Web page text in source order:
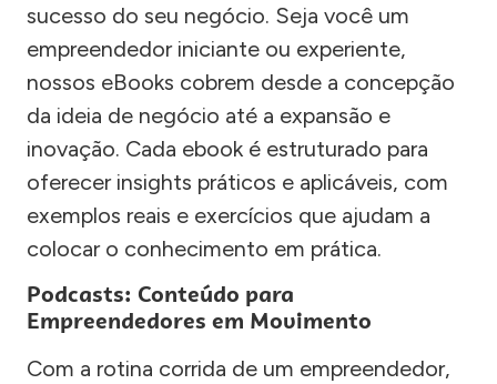
sucesso do seu negócio. Seja você um
empreendedor iniciante ou experiente,
nossos eBooks cobrem desde a concepção
da ideia de negócio até a expansão e
inovação. Cada ebook é estruturado para
oferecer insights práticos e aplicáveis, com
exemplos reais e exercícios que ajudam a
colocar o conhecimento em prática.
Podcasts: Conteúdo para
Empreendedores em Movimento
Com a rotina corrida de um empreendedor,